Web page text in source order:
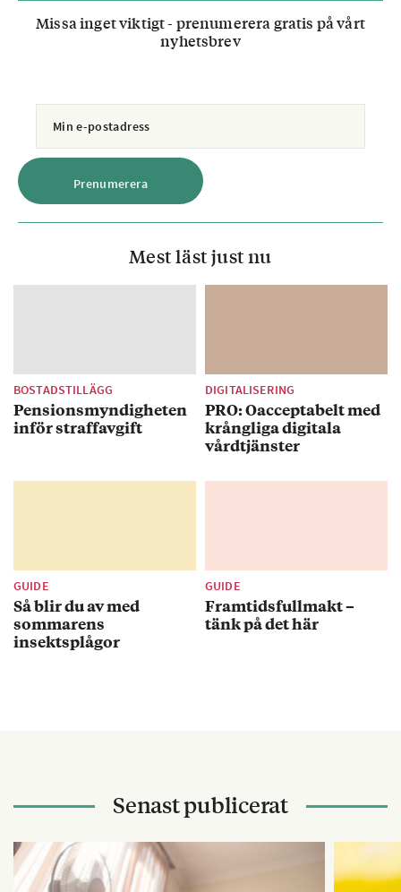
Missa inget viktigt - prenumerera gratis på vårt
nyhetsbrev
Mest läst just nu
BOSTADSTILLÄGG
Pensionsmyndigheten
inför straffavgift
DIGITALISERING
PRO: Oacceptabelt med
krångliga digitala
vårdtjänster
GUIDE
Så blir du av med
sommarens
insektsplågor
GUIDE
Framtidsfullmakt –
tänk på det här
Senast publicerat